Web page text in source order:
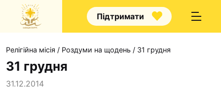
Підтримати
Релігійна місія / Роздуми на щодень / 31 грудня
31 грудня
31.12.2014